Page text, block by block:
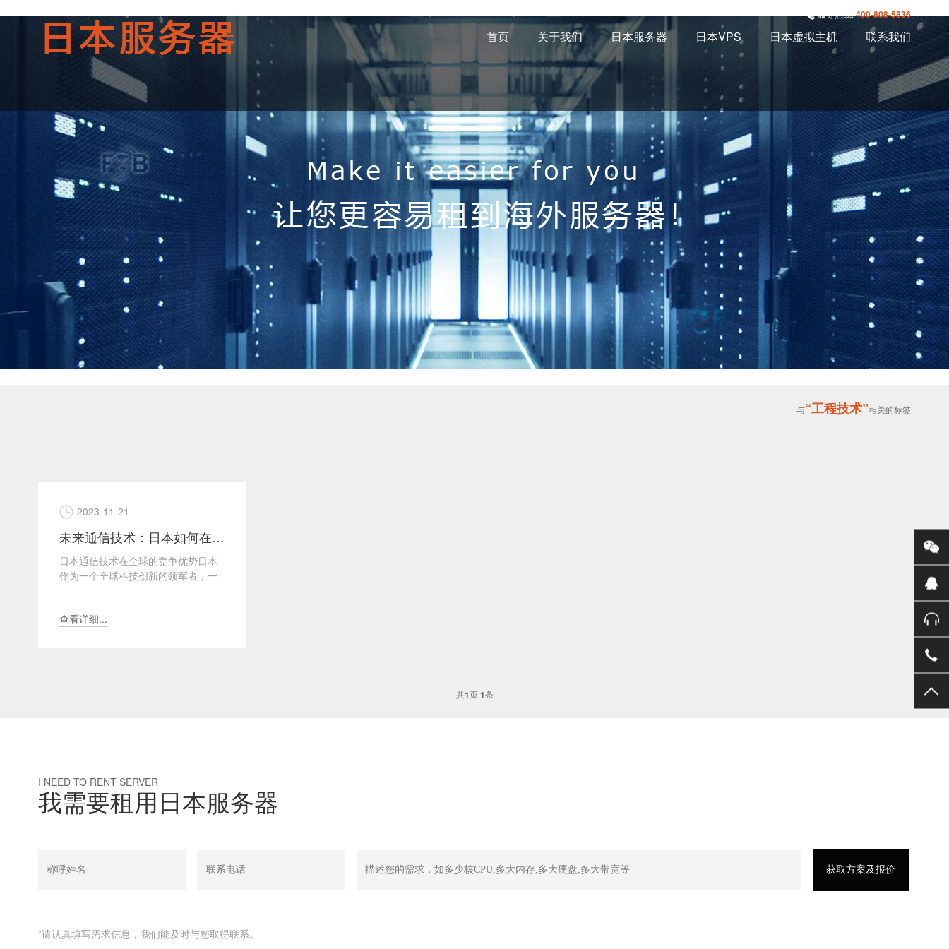
首页 关于我们 日本服务器 日本VPS 日本虚拟主机 联系我们
服务热线:400-808-5836
与“工程技术”相关的标签
2023-11-21
未来通信技术：日本如何在全球技术竞争中占据领先地位
日本通信技术在全球的竞争优势日本
作为一个全球科技创新的领军者，一
查看详细...
共1页1条
I NEED TO RENT SERVER
我需要租用日本服务器
*请认真填写需求信息，我们能及时与您取得联系。